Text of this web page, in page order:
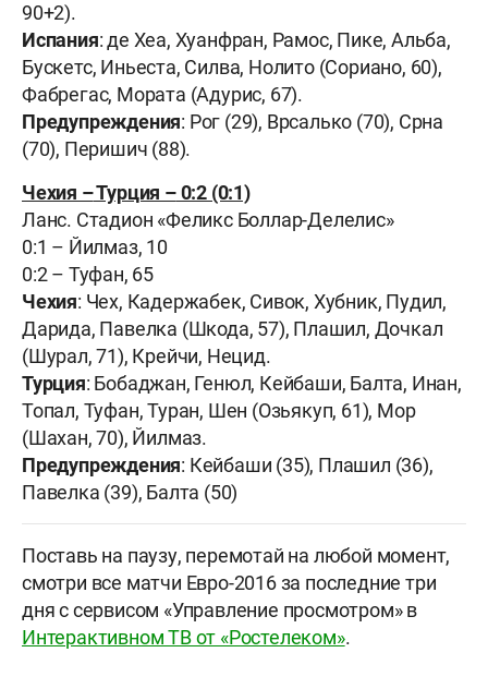
90+2).
Испания: де Хеа, Хуанфран, Рамос, Пике, Альба,
Бускетс, Иньеста, Силва, Нолито (Сориано, 60),
Фабрегас, Мората (Адурис, 67).
Предупреждения: Рог (29), Врсалько (70), Срна
(70), Перишич (88).
Чехия –Турция –0:2 (0:1)
Ланс. Стадион «Феликс Боллар-Делелис»
0:1 – Йилмаз, 10
0:2 – Туфан, 65
Чехия: Чех, Кадержабек, Сивок, Хубник, Пудил,
Дарида, Павелка (Шкода, 57), Плашил, Дочкал
(Шурал, 71), Крейчи, Нецид.
Турция: Бобаджан, Генюл, Кейбаши, Балта, Инан,
Топал, Туфан, Туран, Шен (Озьякуп, 61), Мор
(Шахан, 70), Йилмаз.
Предупреждения: Кейбаши (35), Плашил (36),
Павелка (39), Балта (50)
Поставь на паузу, перемотай на любой момент,
смотри все матчи Евро-2016 за последние три
дня с сервисом «Управление просмотром» в
Интерактивном ТВ от «Ростелеком».